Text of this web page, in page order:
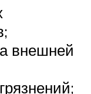
внешней